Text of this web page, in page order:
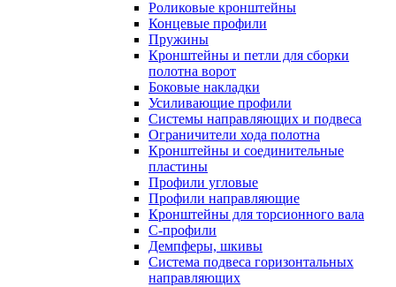
Роликовые кронштейны
Концевые профили
Пружины
Кронштейны и петли для сборки
полотна ворот
Боковые накладки
Усиливающие профили
Системы направляющих и подвеса
Ограничители хода полотна
Кронштейны и соединительные
пластины
Профили угловые
Профили направляющие
Кронштейны для торсионного вала
С-профили
Демпферы, шкивы
Система подвеса горизонтальных
направляющих